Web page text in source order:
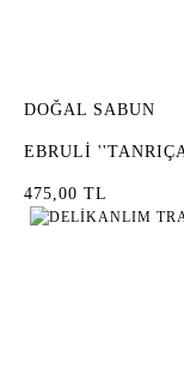
DOĞAL SABUN
EBRULİ
475,00 TL